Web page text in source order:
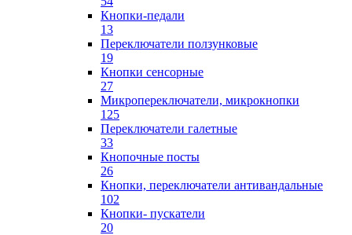
Кнопки-педали
13
Переключатели ползунковые
19
Кнопки сенсорные
27
Микропереключатели, микрокнопки
125
Переключатели галетные
33
Кнопочные посты
26
Кнопки, переключатели антивандальные
102
Кнопки- пускатели
20